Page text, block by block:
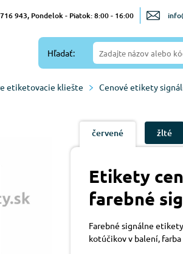
943, Pondelok - Piatok: 8:00 - 16:00
Hľadať:
etiketovacie kliešte Cenové etikety
červené žlté
Etikety
farebné
Farebné signálne
kotúčikov v balení,